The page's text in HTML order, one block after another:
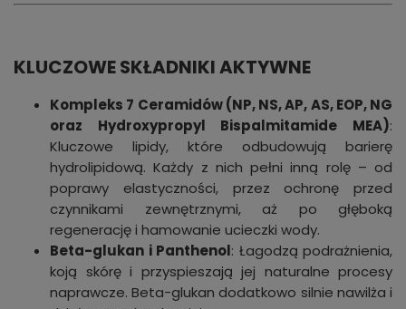
KLUCZOWE SKŁADNIKI AKTYWNE
Kompleks 7 Ceramidów (NP, NS, AP, AS, EOP, NG
oraz Hydroxypropyl Bispalmitamide MEA):
Kluczowe lipidy, które odbudowują barierę
hydrolipidową. Każdy z nich pełni inną rolę – od
poprawy elastyczności, przez ochronę przed
czynnikami zewnętrznymi, aż po głęboką
regenerację i hamowanie ucieczki wody.
Beta-glukan i Panthenol: Łagodzą podrażnienia,
koją skórę i przyspieszają jej naturalne procesy
naprawcze. Beta-glukan dodatkowo silnie nawilża i